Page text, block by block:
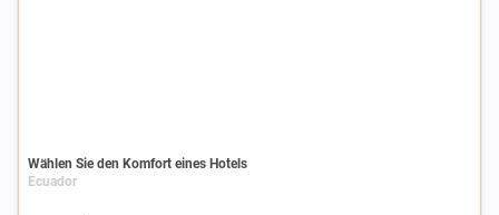
Wählen Sie den Komfort eines Hotels
Ecuador